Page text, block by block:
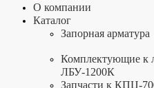
О компании
Каталог
Запорная арматура
Комплектующие к
ЛБУ-1200К
Запчасти к КПЦ-